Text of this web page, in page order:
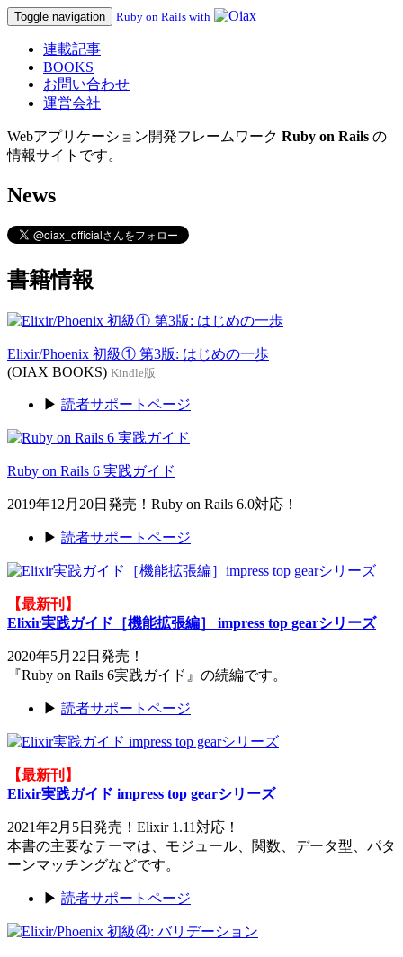
Toggle navigation Ruby on Rails with
連載記事
BOOKS
お問い合わせ
運営会社
Webアプリケーション開発フレームワーク Ruby on Rails の
情報サイトです。
News
書籍情報
Elixir/Phoenix 初級① 第3版: はじめの一歩
(OIAX BOOKS) Kindle版
▶ 読者サポートページ
Ruby on Rails 6 実践ガイド
2019年12月20日発売！Ruby on Rails 6.0対応！
▶ 読者サポートページ
【最新刊】
Elixir実践ガイド［機能拡張編］ impress top gearシリーズ
2020年5月22日発売！
『Ruby on Rails 6実践ガイド』の続編です。
▶ 読者サポートページ
【最新刊】
Elixir実践ガイド impress top gearシリーズ
2021年2月5日発売！Elixir 1.11対応！
本書の主要なテーマは、モジュール、関数、データ型、パタ
ーンマッチングなどです。
▶ 読者サポートページ